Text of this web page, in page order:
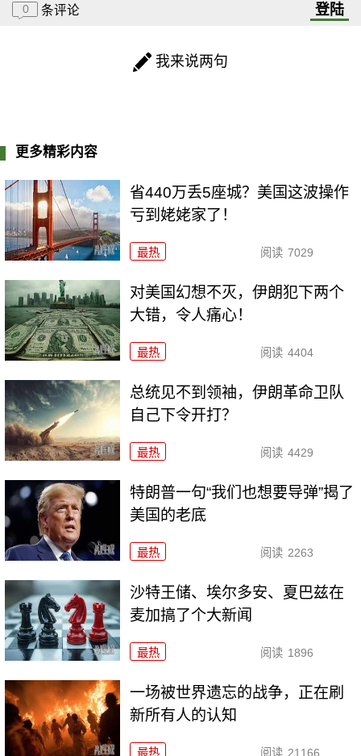
0 条评论 登陆
我来说两句
更多精彩内容
省440万丢5座城？美国这波操作
亏到姥姥家了！
最热 阅读 7029
对美国幻想不灭，伊朗犯下两个
大错，令人痛心！
最热 阅读 4404
总统见不到领袖，伊朗革命卫队
自己下令开打？
最热 阅读 4429
特朗普一句“我们也想要导弹”揭了
美国的老底
最热 阅读 2263
沙特王储、埃尔多安、夏巴兹在
麦加搞了个大新闻
最热 阅读 1896
一场被世界遗忘的战争，正在刷
新所有人的认知
最热 阅读 21166